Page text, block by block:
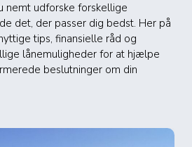
nemt udforske forskellige
det, der passer dig bedst. Her på
tips, finansielle råd og
lånemuligheder for at hjælpe
beslutninger om din